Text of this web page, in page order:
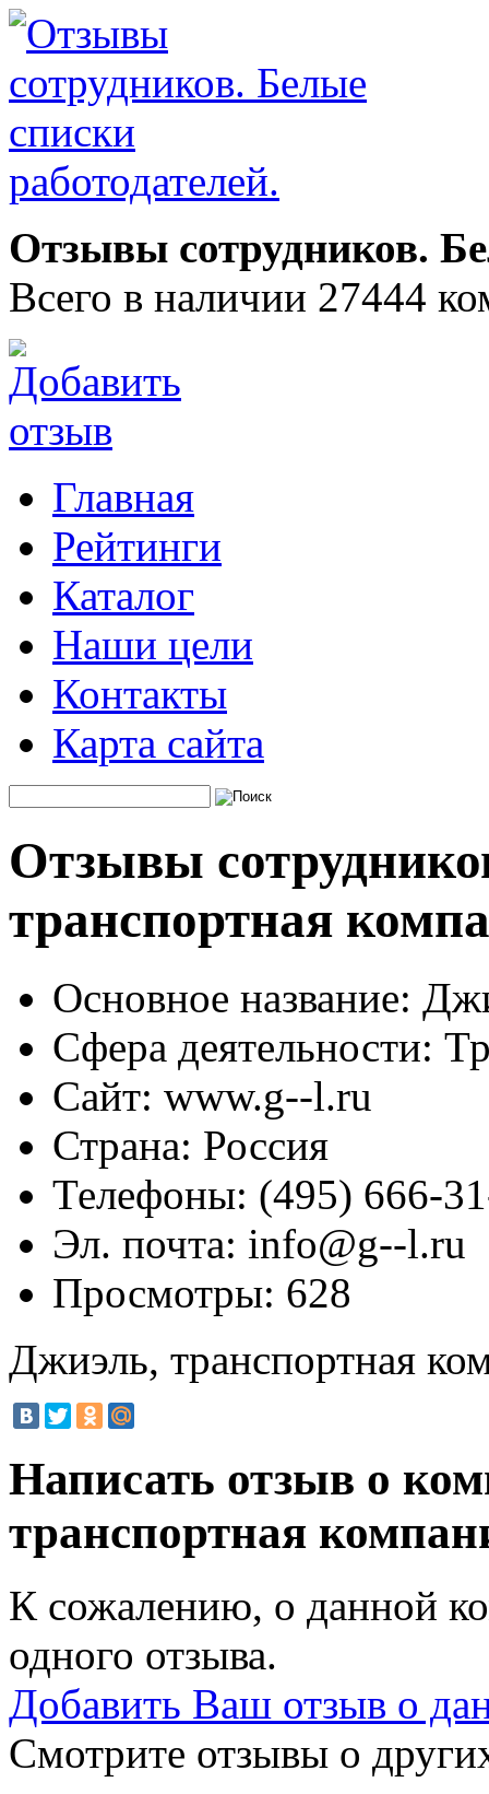
Отзывы сотрудников.
Всего в наличии 27444
Главная
Рейтинги
Каталог
Наши цели
Контакты
Карта сайта
Отзывы
транспортная
Основное название:
Сфера деятельности:
Сайт: www.g--l.ru
Страна: Россия
Телефоны: (495) 666-
Эл. почта: info@g--l.ru
Просмотры: 628
Джиэль, транспортная
Написать отзыв о
транспортная
К сожалению, о данной
одного отзыва.
Добавить Ваш отзыв о
Смотрите отзывы о